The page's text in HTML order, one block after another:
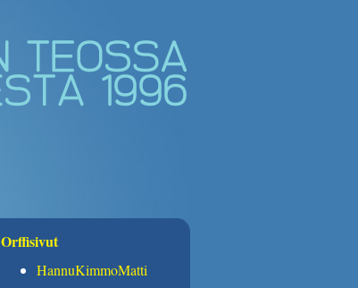
Orffisivut
HannuKimmoMatti